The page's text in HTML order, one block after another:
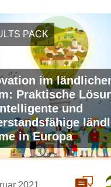
PACK
im
Praktische
und
in Europa
2021